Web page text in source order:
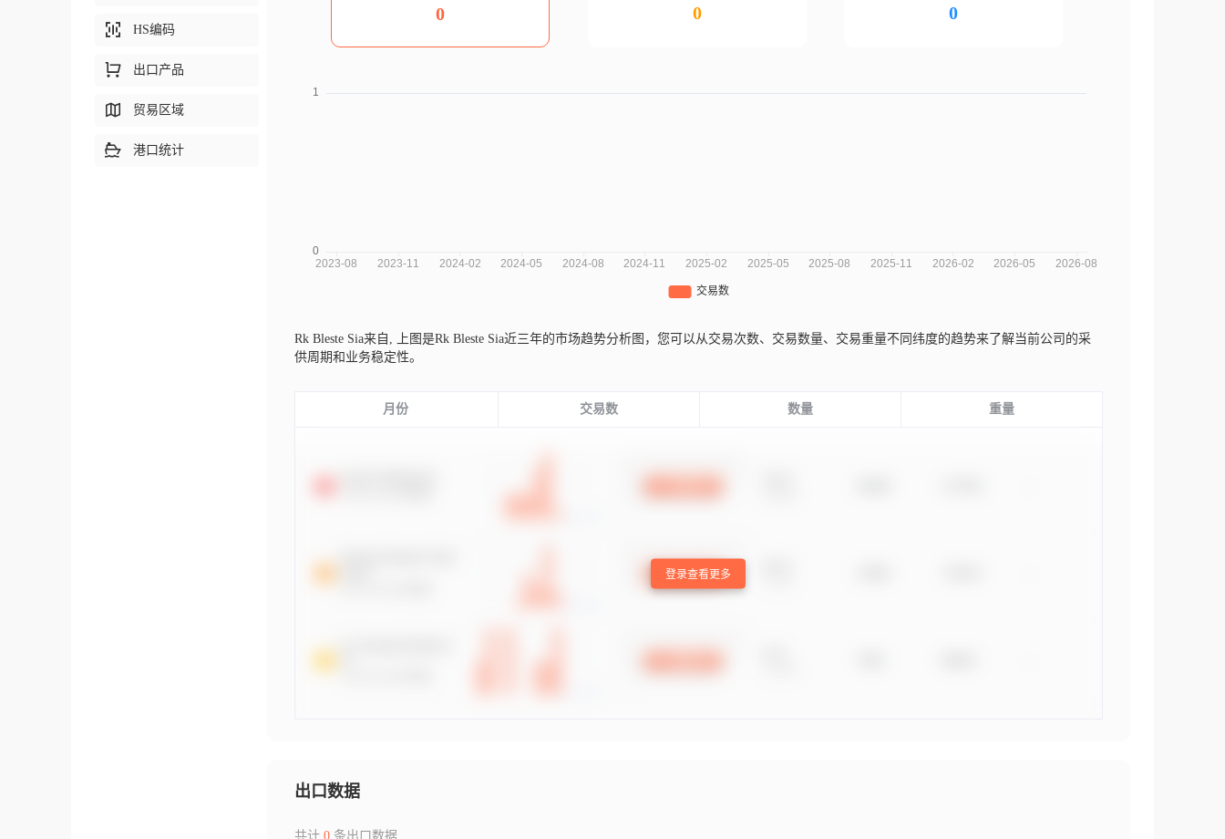
0 0 0
Rk Bleste Sia来自,
上图是Rk Bleste Sia近三年的市场趋势分析图，您可以从交易次数、交易数量、交易重量不同纬度的趋势来了解当前公司的采
供周期和业务稳定性。
月份 交易数 数量 重量
登录查看更多
出口数据
共计 0条出口数据
HS编码
出口产品
贸易区域
港口统计